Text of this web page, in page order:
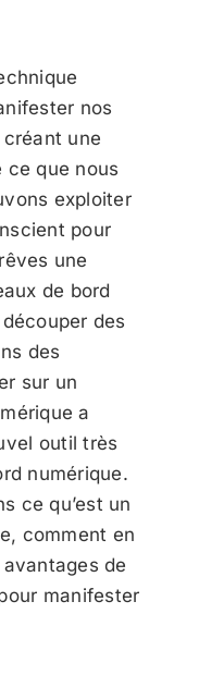
nos
une
ce que nous
exploiter
pour
une
de bord
des
des
sur un
a
outil très
numérique.
ce qu’est un
comment en
de
manifester